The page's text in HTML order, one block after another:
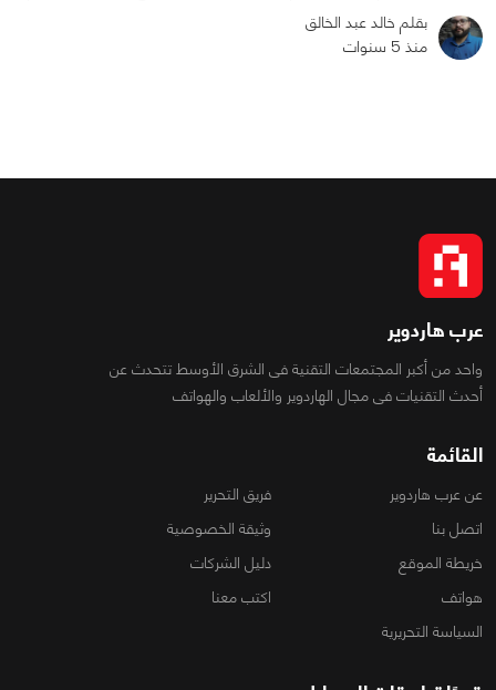
بقلم خالد عبد الخالق
منذ 5 سنوات
عرب هاردوير
واحد من أكبر المجتمعات التقنية فى الشرق الأوسط تتحدث عن
أحدث التقنيات فى مجال الهاردوير والألعاب والهواتف
القائمة
عن عرب هاردوير
فريق التحرير
اتصل بنا
وثيقة الخصوصية
خريطة الموقع
دليل الشركات
هواتف
اكتب معنا
السياسة التحريرية